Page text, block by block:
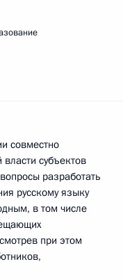
совместно
субъектов
разработать
русскому языку
в том числе
при этом